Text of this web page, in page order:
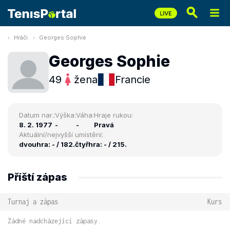
Hráči Georges Sophie
Georges Sophie
49 žena Francie
Datum nar.:
8. 2. 1977
Výška:
-
Váha:
-
Hraje rukou:
Pravá
Aktuální/nejvyšší umístění:
dvouhra: - / 182.čtyřhra: - / 215.
Příští zápas
Turnaj a zápas Kurs
Žádné nadcházející zápasy.